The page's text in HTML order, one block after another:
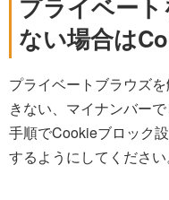
プライベー
ない場合は
プライベートブラウズ
きない、マイナンバー
手順でCookieブロック
するようにしてください